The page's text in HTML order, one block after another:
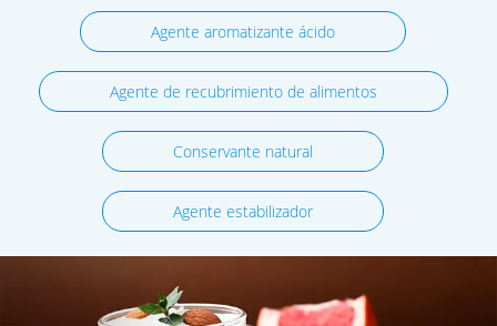
Agente aromatizante ácido
Agente de recubrimiento de alimentos
Conservante natural
Agente estabilizador